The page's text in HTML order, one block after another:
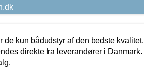
de kun bådudstyr af den bedste kvalitet.
direkte fra leverandører i Danmark.